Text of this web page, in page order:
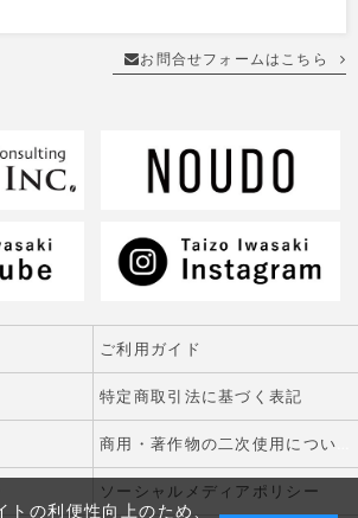
お問合せフォームはこちら
ご利用ガイド
特定商取引法に基づく表記
ソーシャルメディアポリシー
トの利便性向上のため、